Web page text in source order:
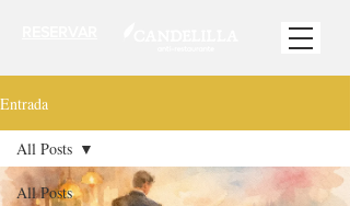
Entrada
All Posts
All Posts